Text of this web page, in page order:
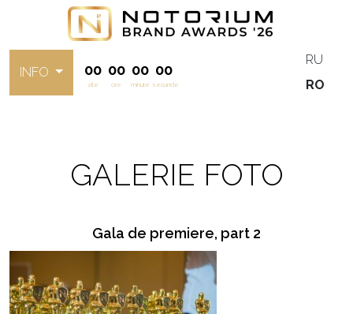
INFO 00
zile
00
ore
00
minute
00
secunde
RU
RO
GALERIE FOTO
Gala de premiere, part 2